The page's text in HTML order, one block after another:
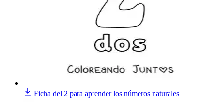
Ficha del 2 para aprender los números naturales